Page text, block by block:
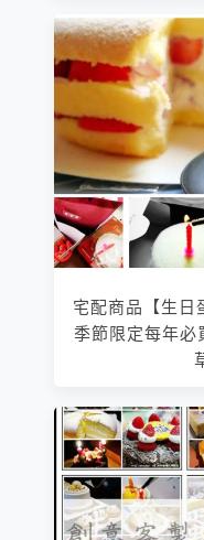
宅配商品【生日
季節限定每年